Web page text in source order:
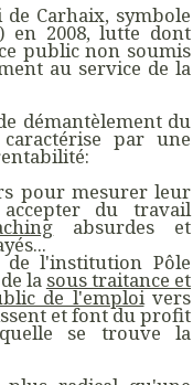
Carhaix, symbole
en 2008, lutte dont
public non soumis
au service de la
démantèlement du
par une
pour mesurer leur
du travail
absurdes et
l'institution Pôle
la sous traitance et
de l'emploivers
et font du profit
se trouve la